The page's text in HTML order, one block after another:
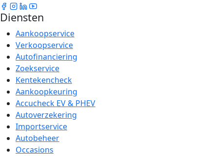
Diensten
Aankoopservice
Verkoopservice
Autofinanciering
Zoekservice
Kentekencheck
Aankoopkeuring
Accucheck EV & PHEV
Autoverzekering
Importservice
Autobeheer
Occasions